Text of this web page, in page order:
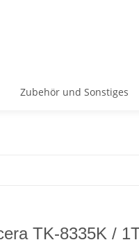
Zubehör und Sonstiges
TK-8335K /